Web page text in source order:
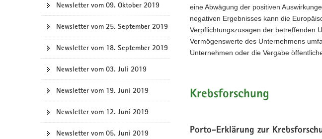
Newsletter vom 09. Oktober 2019
Newsletter vom 25. September 2019
Newsletter vom 18. September 2019
Newsletter vom 03. Juli 2019
Newsletter vom 19. Juni 2019
Newsletter vom 12. Juni 2019
Newsletter vom 05. Juni 2019
eine Abwägung der positiven
negativen Ergebnisses kann die
Verpflichtungszusagen der betreffenden
Vermögenswerte des Unternehmens
Unternehmen oder die Vergabe
Krebsforschung
Porto-Erklärung zur